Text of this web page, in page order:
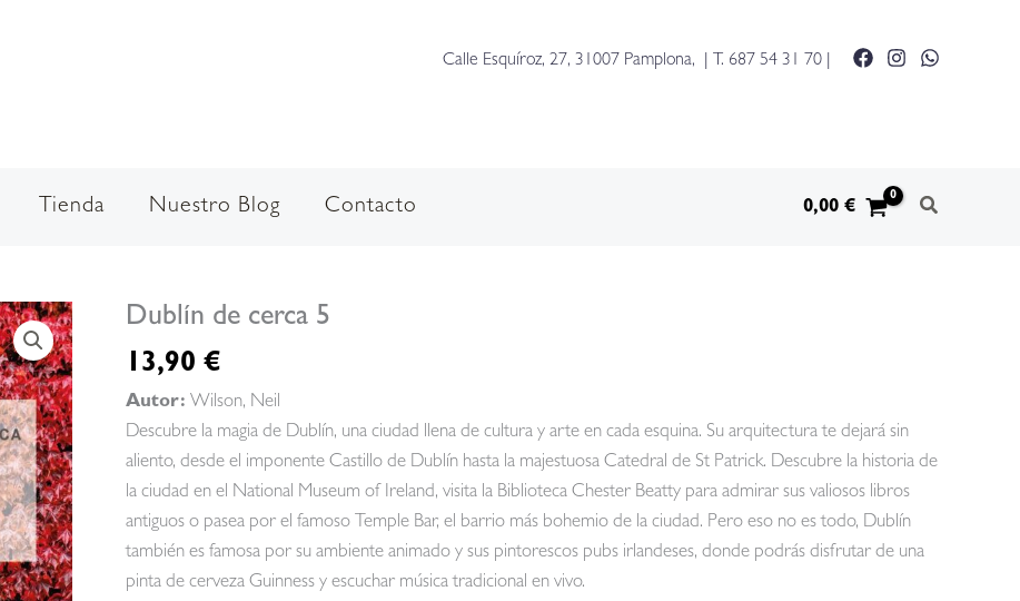
Calle Esquíroz, 27, 31007 Pamplona, | T. 687 54 31 70
Tienda Nuestro Blog Contacto 0,00€
Dublín de cerca 5
13,90 €
Autor: Wilson, Neil
Descubre la magia de Dublín, una ciudad llena de cultura y arte en cada esquina. Su arquitectura te dejará sin
aliento, desde el imponente Castillo de Dublín hasta la majestuosa Catedral de St Patrick. Descubre la historia de
la ciudad en el National Museum of Ireland, visita la Biblioteca Chester Beatty para admirar sus valiosos libros
antiguos o pasea por el famoso Temple Bar, el barrio más bohemio de la ciudad. Pero eso no es todo, Dublín
también es famosa por su ambiente animado y sus pintorescos pubs irlandeses, donde podrás disfrutar de una
pinta de cerveza Guinness y escuchar música tradicional en vivo.
5